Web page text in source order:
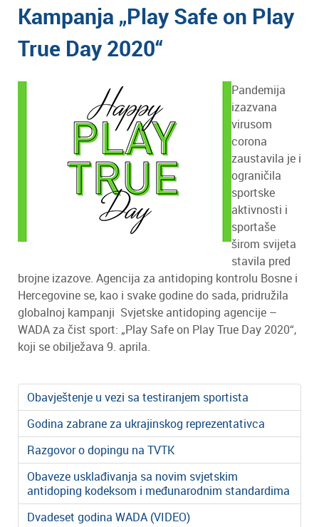
Kampanja „Play Safe on Play
True Day 2020“
Pandemija
izazvana
virusom
corona
zaustavila je i
ograničila
sportske
aktivnosti i
sportaše
širom svijeta
stavila pred
brojne izazove. Agencija za antidoping kontrolu Bosne i
Hercegovine se, kao i svake godine do sada, pridružila
globalnoj kampanji Svjetske antidoping agencije –
WADA za čist sport: „Play Safe on Play True Day 2020“,
koji se obilježava 9. aprila.
Obavještenje u vezi sa testiranjem sportista
Godina zabrane za ukrajinskog reprezentativca
Razgovor o dopingu na TVTK
Obaveze usklađivanja sa novim svjetskim
antidoping kodeksom i međunarodnim standardima
Dvadeset godina WADA (VIDEO)